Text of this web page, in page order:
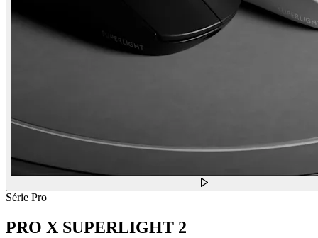
Série Pro
PRO X SUPERLIGHT 2